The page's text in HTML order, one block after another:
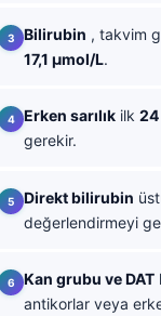
Bilirubin , takvim
17,1 µmol/L.
Erken sarılık ilk
gerekir.
Direkt bilirubin
değerlendirmeyi
Kan grubu ve DAT
antikorlar veya